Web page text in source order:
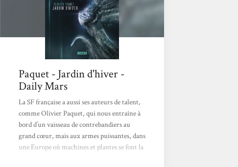
Paquet - Jardin d'hiver -
Daily Mars
La SF française a aussi ses auteurs de talent,
comme Olivier Paquet, qui nous entraîne à
bord d’un vaisseau de contrebandiers au
grand cœur, mais aux armes puissantes, dans
une Europe où machines et plantes se font la